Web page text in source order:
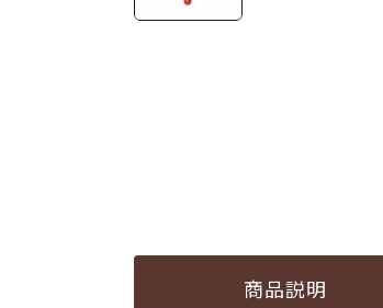
商品説明